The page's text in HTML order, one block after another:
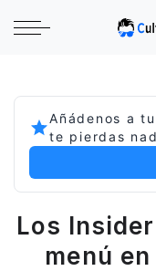
Añádenos a
te pierdas
Los
menú